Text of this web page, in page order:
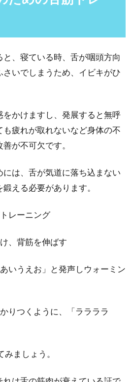
、寝ている時、舌が咽頭方向
いでしまうため、イビキがひ
をかけますし、発展すると無呼
疲れが取れないなど身体の不
が不可欠です。
は、舌が気道に落ち込まない
える必要があります。
レーニング
、背筋を伸ばす
いうえお」と発声しウォーミン
りつくように、「ララララ
ましょう。